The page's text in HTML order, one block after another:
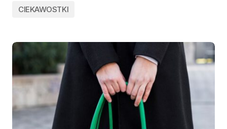
CIEKAWOSTKI